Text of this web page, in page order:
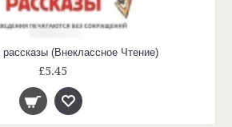
(Внеклассное Чтение)
£5.45